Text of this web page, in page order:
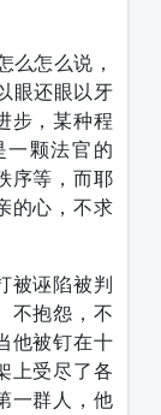
么怎么说，
眼还眼以牙
步，某种程
一颗法官的
序等，而耶
的心，不求
被诬陷被判
不抱怨，不
他被钉在十
上受尽了各
一群人，他